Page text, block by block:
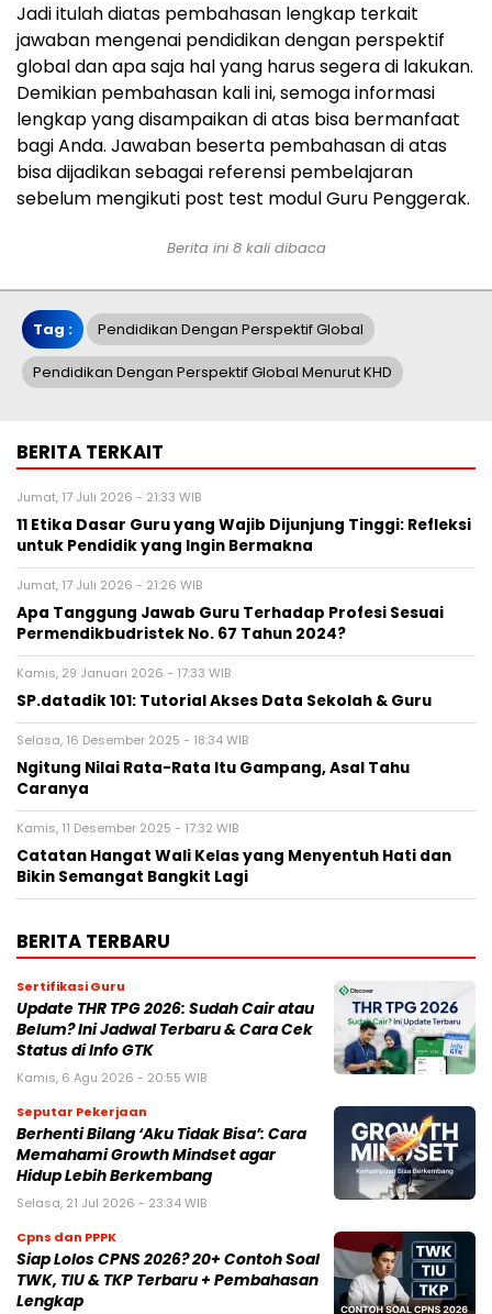
Jadi itulah diatas pembahasan lengkap terkait
jawaban mengenai pendidikan dengan perspektif
global dan apa saja hal yang harus segera di lakukan.
Demikian pembahasan kali ini, semoga informasi
lengkap yang disampaikan di atas bisa bermanfaat
bagi Anda. Jawaban beserta pembahasan di atas
bisa dijadikan sebagai referensi pembelajaran
sebelum mengikuti post test modul Guru Penggerak.
Berita ini 8 kali dibaca
Tag : Pendidikan Dengan Perspektif Global
Pendidikan Dengan Perspektif Global Menurut KHD
BERITA TERKAIT
Jumat, 17 Juli 2026 - 21:33 WIB
11 Etika Dasar Guru yang Wajib Dijunjung Tinggi: Refleksi
untuk Pendidik yang Ingin Bermakna
Jumat, 17 Juli 2026 - 21:26 WIB
Apa Tanggung Jawab Guru Terhadap Profesi Sesuai
Permendikbudristek No. 67 Tahun 2024?
Kamis, 29 Januari 2026 - 17:33 WIB
SP.datadik 101: Tutorial Akses Data Sekolah & Guru
Selasa, 16 Desember 2025 - 18:34 WIB
Ngitung Nilai Rata-Rata Itu Gampang, Asal Tahu
Caranya
Kamis, 11 Desember 2025 - 17:32 WIB
Catatan Hangat Wali Kelas yang Menyentuh Hati dan
Bikin Semangat Bangkit Lagi
BERITA TERBARU
Sertifikasi Guru
Update THR TPG 2026: Sudah Cair atau
Belum? Ini Jadwal Terbaru & Cara Cek
Status di Info GTK
Kamis, 6 Agu 2026 - 20:55 WIB
Seputar Pekerjaan
Berhenti Bilang ‘Aku Tidak Bisa’: Cara
Memahami Growth Mindset agar
Hidup Lebih Berkembang
Selasa, 21 Jul 2026 - 23:34 WIB
Cpns dan PPPK
Siap Lolos CPNS 2026? 20+ Contoh Soal
TWK, TIU & TKP Terbaru + Pembahasan
Lengkap